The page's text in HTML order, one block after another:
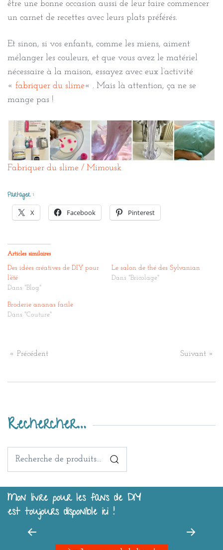
être une bonne occasion aussi de leur faire commencer
un carnet de recettes avec leurs plats préférés.
Et sinon, si vos enfants, comme les miens, aiment
mélanger les couleurs, et que vous avez le matériel
nécessaire à la maison, essayez avec eux l’activité
« fabriquer du slime« . Mais là attention, ça ne se
mange pas !
Fabriquer du slime / Mimousk
Partager :
X Facebook Pinterest
Articles similaires
Des idées créatives de DIY pour
l’été
Dans "Blog"
Le salon de thé des Sylvanian
Dans "Bricolage"
Broderie ananas facile
Dans "Couture"
« Précédent Suivant »
Rechercher…
Recherche
Mon livre pour les fans de DIY
est toujours disponible ici !